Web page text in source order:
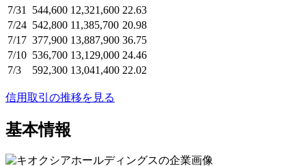
7/31
544,600 12,321,600 22.63
7/24 542,800 11,385,700 20.98
7/17 377,900 13,887,900 36.75
7/10 536,700 13,129,000 24.46
7/3
592,300 13,041,400 22.02
信用取引の推移を見る
基本情報